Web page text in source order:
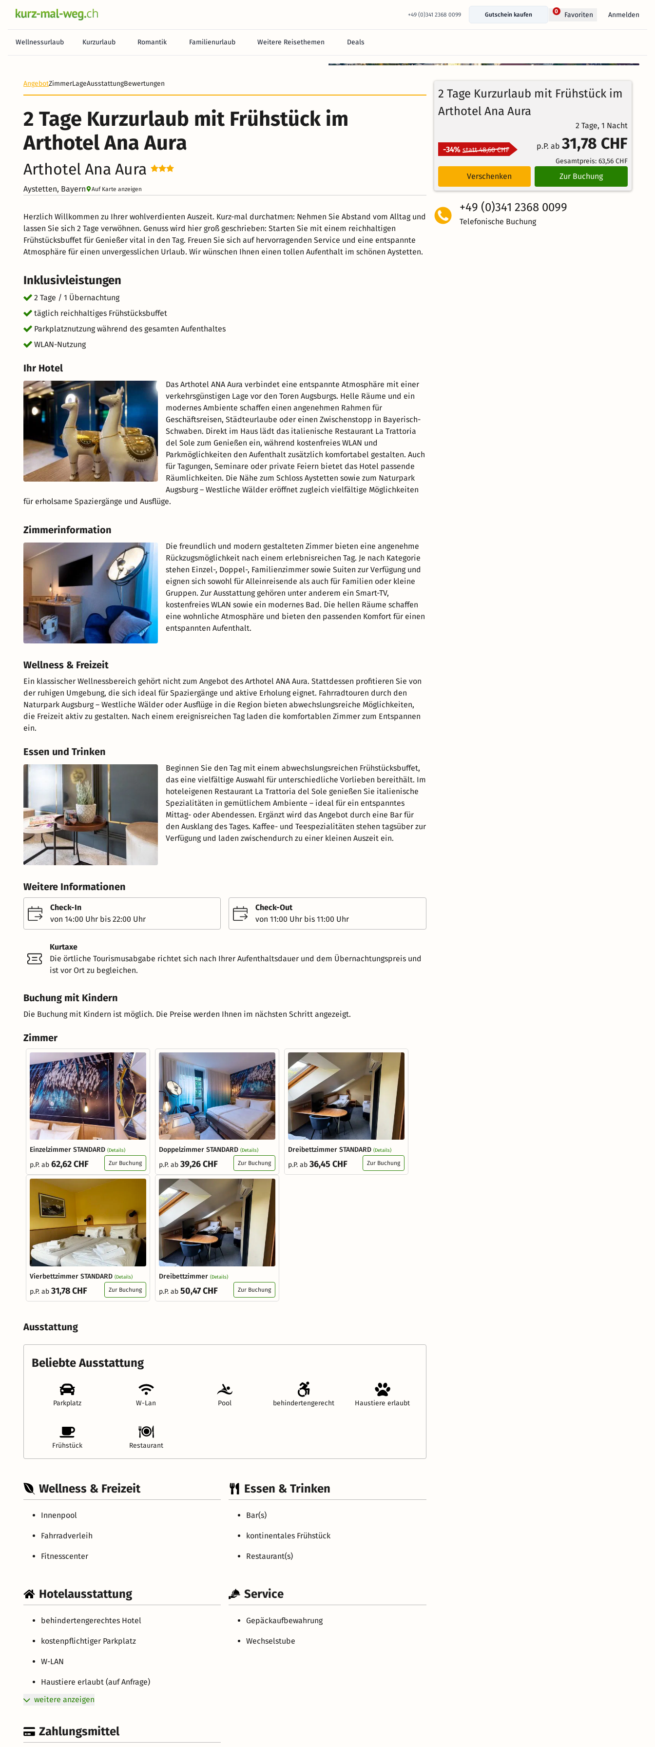
+49 (0)341 2368 0099 Gutschein kaufen
0 Favoriten Anmelden
Wellnessurlaub Kurzurlaub Romantik Familienurlaub Weitere Reisethemen Deals
100%
Bewertungen
5
AngebotZimmerLageAusstattungBewertungen
2 Tage Kurzurlaub mit Frühstück im
Arthotel Ana Aura
Arthotel Ana Aura
Aystetten, Bayern Auf Karte anzeigen
Herzlich Willkommen zu Ihrer wohlverdienten Auszeit. Kurz-mal durchatmen: Nehmen Sie Abstand vom Alltag und
lassen Sie sich 2 Tage verwöhnen. Genuss wird hier groß geschrieben: Starten Sie mit einem reichhaltigen
Frühstücksbuffet für Genießer vital in den Tag. Freuen Sie sich auf hervorragenden Service und eine entspannte
Atmosphäre für einen unvergesslichen Urlaub. Wir wünschen Ihnen einen tollen Aufenthalt im schönen Aystetten.
Inklusivleistungen
2 Tage / 1 Übernachtung
täglich reichhaltiges Frühstücksbuffet
Parkplatznutzung während des gesamten Aufenthaltes
WLAN-Nutzung
Ihr Hotel
Das Arthotel ANA Aura verbindet eine entspannte Atmosphäre mit einer
verkehrsgünstigen Lage vor den Toren Augsburgs. Helle Räume und ein
modernes Ambiente schaffen einen angenehmen Rahmen für
Geschäftsreisen, Städteurlaube oder einen Zwischenstopp in Bayerisch-
Schwaben. Direkt im Haus lädt das italienische Restaurant La Trattoria
del Sole zum Genießen ein, während kostenfreies WLAN und
Parkmöglichkeiten den Aufenthalt zusätzlich komfortabel gestalten. Auch
für Tagungen, Seminare oder private Feiern bietet das Hotel passende
Räumlichkeiten. Die Nähe zum Schloss Aystetten sowie zum Naturpark
Augsburg – Westliche Wälder eröffnet zugleich vielfältige Möglichkeiten
für erholsame Spaziergänge und Ausflüge.
Zimmerinformation
Die freundlich und modern gestalteten Zimmer bieten eine angenehme
Rückzugsmöglichkeit nach einem erlebnisreichen Tag. Je nach Kategorie
stehen Einzel-, Doppel-, Familienzimmer sowie Suiten zur Verfügung und
eignen sich sowohl für Alleinreisende als auch für Familien oder kleine
Gruppen. Zur Ausstattung gehören unter anderem ein Smart-TV,
kostenfreies WLAN sowie ein modernes Bad. Die hellen Räume schaffen
eine wohnliche Atmosphäre und bieten den passenden Komfort für einen
entspannten Aufenthalt.
Wellness & Freizeit
Ein klassischer Wellnessbereich gehört nicht zum Angebot des Arthotel ANA Aura. Stattdessen profitieren Sie von
der ruhigen Umgebung, die sich ideal für Spaziergänge und aktive Erholung eignet. Fahrradtouren durch den
Naturpark Augsburg – Westliche Wälder oder Ausflüge in die Region bieten abwechslungsreiche Möglichkeiten,
die Freizeit aktiv zu gestalten. Nach einem ereignisreichen Tag laden die komfortablen Zimmer zum Entspannen
ein.
Essen und Trinken
Beginnen Sie den Tag mit einem abwechslungsreichen Frühstücksbuffet,
das eine vielfältige Auswahl für unterschiedliche Vorlieben bereithält. Im
hoteleigenen Restaurant La Trattoria del Sole genießen Sie italienische
Spezialitäten in gemütlichem Ambiente – ideal für ein entspanntes
Mittag- oder Abendessen. Ergänzt wird das Angebot durch eine Bar für
den Ausklang des Tages. Kaffee- und Teespezialitäten stehen tagsüber zur
Verfügung und laden zwischendurch zu einer kleinen Auszeit ein.
Weitere Informationen
Check-In
von 14:00 Uhr bis 22:00 Uhr
Check-Out
von 11:00 Uhr bis 11:00 Uhr
Kurtaxe
Die örtliche Tourismusabgabe richtet sich nach Ihrer Aufenthaltsdauer und dem Übernachtungspreis und
ist vor Ort zu begleichen.
Buchung mit Kindern
Die Buchung mit Kindern ist möglich. Die Preise werden Ihnen im nächsten Schritt angezeigt.
Zimmer
Einzelzimmer STANDARD (Details)
p.P. ab 62,62 CHF Zur Buchung
Doppelzimmer STANDARD (Details)
p.P. ab 39,26 CHF Zur Buchung
Dreibettzimmer STANDARD (Details)
p.P. ab 36,45 CHF Zur Buchung
Vierbettzimmer STANDARD (Details)
p.P. ab 31,78 CHF Zur Buchung
Dreibettzimmer (Details)
p.P. ab 50,47 CHF Zur Buchung
Ausstattung
Beliebte Ausstattung
Parkplatz W-Lan Pool behindertengerecht Haustiere erlaubt
Frühstück Restaurant
Wellness & Freizeit
Innenpool
Fahrradverleih
Fitnesscenter
Essen & Trinken
Bar(s)
kontinentales Frühstück
Restaurant(s)
Hotelausstattung
behindertengerechtes Hotel
kostenpflichtiger Parkplatz
W-LAN
Haustiere erlaubt (auf Anfrage)
weitere anzeigen
Service
Gepäckaufbewahrung
Wechselstube
Zahlungsmittel
2 Tage Kurzurlaub mit Frühstück im
Arthotel Ana Aura
2 Tage, 1 Nacht
-34% statt 48,60 CHF p.P. ab 31,78 CHF
Gesamtpreis: 63,56 CHF
Verschenken Zur Buchung
+49 (0)341 2368 0099
Telefonische Buchung